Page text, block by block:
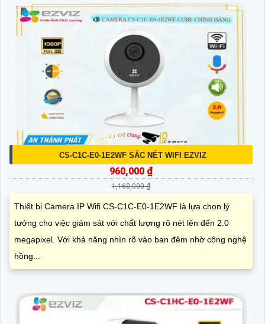
CS-C1C-E0-1E2WF SẮC NÉT WIFI EZVIZ
960,000 ₫
1,160,000 ₫
Thiết bị Camera IP Wifi CS-C1C-E0-1E2WF là lựa chọn lý
tưởng cho việc giám sát với chất lượng rõ nét lên đến 2.0
megapixel. Với khả năng nhìn rõ vào ban đêm nhờ công nghệ
hồng...